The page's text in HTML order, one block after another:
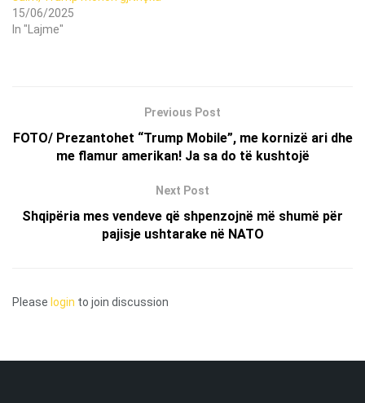
15/06/2025
In "Lajme"
Previous Post
FOTO/ Prezantohet “Trump Mobile”, me kornizë ari dhe
me flamur amerikan! Ja sa do të kushtojë
Next Post
Shqipëria mes vendeve që shpenzojnë më shumë për
pajisje ushtarake në NATO
Please login to join discussion